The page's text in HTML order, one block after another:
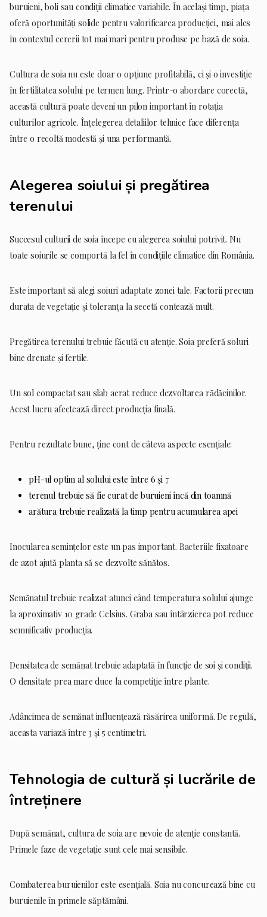
buruieni, boli sau condiții climatice variabile. În același timp, piața
oferă oportunități solide pentru valorificarea producției, mai ales
în contextul cererii tot mai mari pentru produse pe bază de soia.
Cultura de soia nu este doar o opțiune profitabilă, ci și o investiție
în fertilitatea solului pe termen lung. Printr-o abordare corectă,
această cultură poate deveni un pilon important în rotația
culturilor agricole. Înțelegerea detaliilor tehnice face diferența
între o recoltă modestă și una performantă.
Alegerea soiului și pregătirea
terenului
Succesul culturii de soia începe cu alegerea soiului potrivit. Nu
toate soiurile se comportă la fel în condițiile climatice din România.
Este important să alegi soiuri adaptate zonei tale. Factorii precum
durata de vegetație și toleranța la secetă contează mult.
Pregătirea terenului trebuie făcută cu atenție. Soia preferă soluri
bine drenate și fertile.
Un sol compactat sau slab aerat reduce dezvoltarea rădăcinilor.
Acest lucru afectează direct producția finală.
Pentru rezultate bune, ține cont de câteva aspecte esențiale:
pH-ul optim al solului este între 6 și 7
terenul trebuie să fie curat de buruieni încă din toamnă
arătura trebuie realizată la timp pentru acumularea apei
Inocularea semințelor este un pas important. Bacteriile fixatoare
de azot ajută planta să se dezvolte sănătos.
Semănatul trebuie realizat atunci când temperatura solului ajunge
la aproximativ 10 grade Celsius. Graba sau întârzierea pot reduce
semnificativ producția.
Densitatea de semănat trebuie adaptată în funcție de soi și condiții.
O densitate prea mare duce la competiție între plante.
Adâncimea de semănat influențează răsărirea uniformă. De regulă,
aceasta variază între 3 și 5 centimetri.
Tehnologia de cultură și lucrările de
întreținere
După semănat, cultura de soia are nevoie de atenție constantă.
Primele faze de vegetație sunt cele mai sensibile.
Combaterea buruienilor este esențială. Soia nu concurează bine cu
buruienile în primele săptămâni.